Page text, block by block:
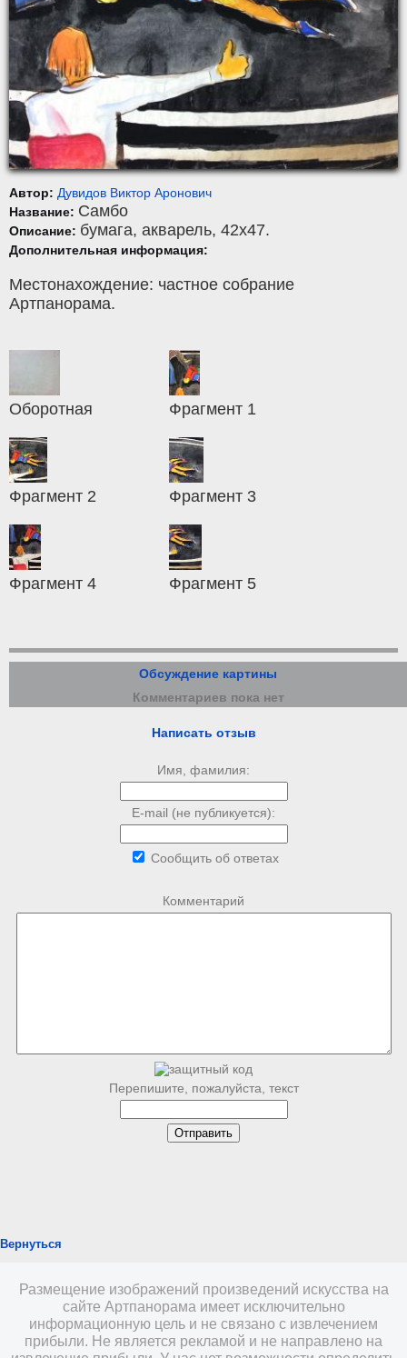
Автор: Дувидов Виктор Аронович
Название: Самбо
Описание: бумага, акварель, 42x47.
Дополнительная информация:
Местонахождение: частное собрание
Артпанорама.
Оборотная Фрагмент 1
Фрагмент 2 Фрагмент 3
Фрагмент 4 Фрагмент 5
Обсуждение картины
Комментариев пока нет
Написать отзыв
Имя, фамилия:
E-mail (не публикуется):
Сообщить об ответах
Комментарий
Перепишите, пожалуйста, текст
Вернуться
Размещение изображений произведений искусства на
сайте Артпанорама имеет исключительно
информационную цель и не связано с извлечением
прибыли. Не является рекламой и не направлено на